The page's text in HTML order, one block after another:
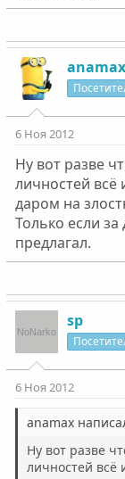
anamax
6 Ноя 2012
Ну вот разве
личностей всё
даром на
Только если
предлагал.
sp
6 Ноя 2012
anamax
Ну вот разве
личностей всё